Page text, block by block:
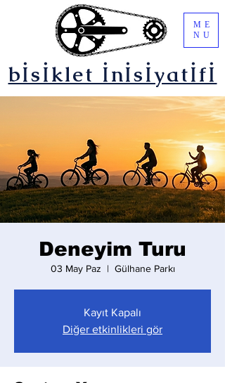
bİsİklet İnİsİyatİfİ
ME
NU
Deneyim Turu
03 May Paz
  |
Gülhane Parkı
Kayıt Kapalı
Diğer etkinlikleri gör